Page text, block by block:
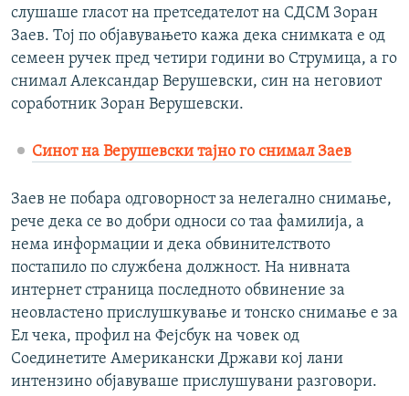
слушаше гласот на претседателот на СДСМ Зоран
Заев. Тој по објавувањето кажа дека снимката е од
семеен ручек пред четири години во Струмица, а го
снимал Александар Верушевски, син на неговиот
соработник Зоран Верушевски.
Синот на Верушевски тајно го снимал Заев
Заев не побара одговорност за нелегално снимање,
рече дека се во добри односи со таа фамилија, а
нема информации и дека обвинителството
постапило по службена должност. На нивната
интернет страница последното обвинение за
неовластено прислушкување и тонско снимање е за
Ел чека, профил на Фејсбук на човек од
Соединетите Американски Држави кој лани
интензино објавуваше прислушувани разговори.